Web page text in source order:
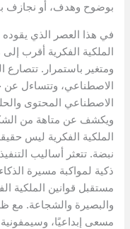
بوضوح وهدف، أو نجازف
في هذا العصر الذي يقوده
الملكية الفكرية أقرب
ومتغير باستمرار. تتصارع
الاصطناعي، وتتساءل عن
الاصطناعي المحتوى
ويكشف عن متاهة من
الملكية الفكرية ليس
نبضة. تتعثر أساليب
ذكية لمواكبة مسيرة
مستقبل قوانين الملكية
والبصيرة والشجاعة. مع
مسعى إبداعيًا،